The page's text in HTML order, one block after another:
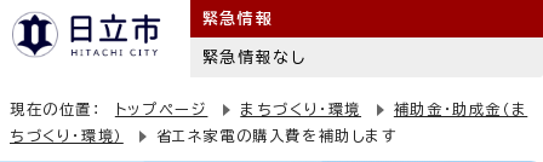
緊急情報
緊急情報なし
現在の位置： トップページ まちづくり・環境
補助金・助成金（ま
ちづくり・環境）
省エネ家電の購入費を補助します